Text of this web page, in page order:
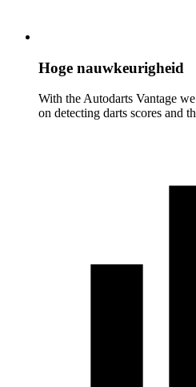
Hoge nauwkeurigheid
With the Autodarts Vantage
on detecting darts scores and